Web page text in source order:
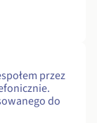
przez
do